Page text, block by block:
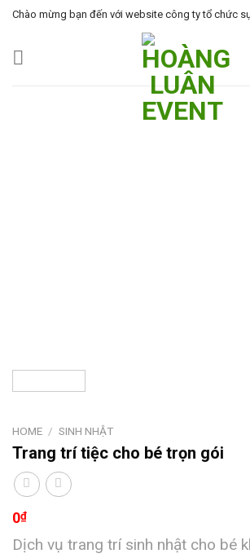
Skip
content
Chào mừng bạn đến với website công ty tổ chức
HOME / SINH NHẬT
Trang trí tiệc cho bé trọn gói
0₫
Dịch vụ trang trí sinh nhật cho bé